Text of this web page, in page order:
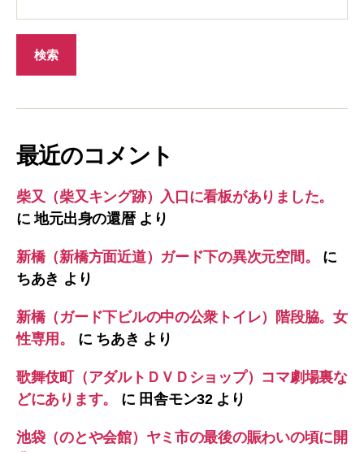
最近のコメント
柴又（柴又キング跡）入口に看板がありました。
に地元出身の還暦より
新橋（新橋方面近道）ガード下の異次元空間。
に
ちあき より
新橋（ガード下ビルの中の公衆トイレ）階段脇。女
性専用。
に ちあき より
歌舞伎町（アダルトＤＶＤショップ）コマ劇場裏な
どにあります。
に 田舎モン32より
池袋（のとや会館）ヤミ市の最後の賑わいの頃に開